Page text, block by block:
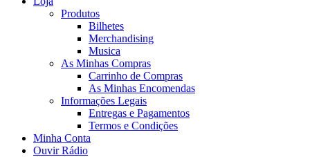
Produtos
Bilhetes
Merchandising
Musica
As Minhas Compras
Carrinho de Compras
As Minhas Encomendas
Informações Legais
Entregas e Pagamentos
Termos e Condições
Minha Conta
Ouvir Rádio